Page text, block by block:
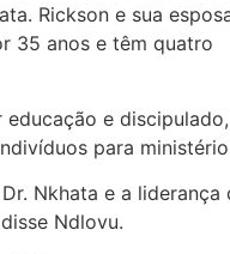
Rickson e sua
35 anos e têm quatro
e
para
Nkhata e a liderança
Ndlovu.